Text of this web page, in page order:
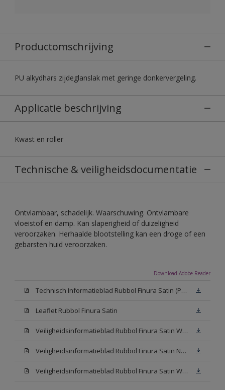
Productomschrijving
PU alkydhars zijdeglanslak met geringe donkervergeling.
Applicatie beschrijving
Kwast en roller
Technische & veiligheidsdocumentatie
Ontvlambaar, schadelijk. Waarschuwing. Ontvlambare
vloeistof en damp. Kan slaperigheid of duizeligheid
veroorzaken. Herhaalde blootstelling kan een droge of een
gebarsten huid veroorzaken.
Download Adobe Reader
Technisch Informatieblad Rubbol Finura Satin (PDF)
Leaflet Rubbol Finura Satin
Veiligheidsinformatieblad Rubbol Finura Satin W05 (MSDS)
Veiligheidsinformatieblad Rubbol Finura Satin N00 (MSDS)
Veiligheidsinformatieblad Rubbol Finura Satin White (MSDS)